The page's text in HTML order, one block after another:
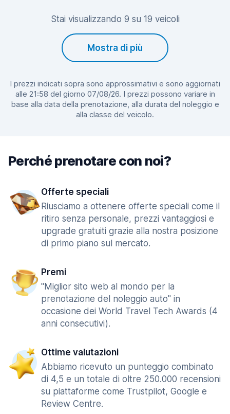
Stai visualizzando 9 su 19 veicoli
Mostra di più
I prezzi indicati sopra sono approssimativi e sono aggiornati
alle 21:58 del giorno 07/08/26. I prezzi possono variare in
base alla data della prenotazione, alla durata del noleggio e
alla classe del veicolo.
Perché prenotare con noi?
Offerte speciali
Riusciamo a ottenere offerte speciali come il
ritiro senza personale, prezzi vantaggiosi e
upgrade gratuiti grazie alla nostra posizione
di primo piano sul mercato.
Premi
"Miglior sito web al mondo per la
prenotazione del noleggio auto" in
occasione dei World Travel Tech Awards (4
anni consecutivi).
Ottime valutazioni
Abbiamo ricevuto un punteggio combinato
di 4,5 e un totale di oltre 250.000 recensioni
su piattaforme come Trustpilot, Google e
Review Centre.